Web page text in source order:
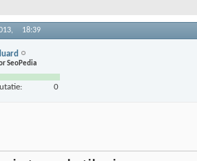
18:39
SeoPedia
0